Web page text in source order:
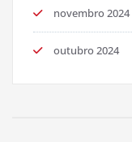
novembro 2024
outubro 2024